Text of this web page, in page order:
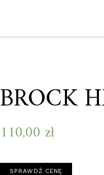
BROCK
110,00 zł
SPRAWDŹ CENĘ